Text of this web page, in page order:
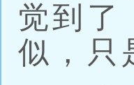
觉到了
似，只